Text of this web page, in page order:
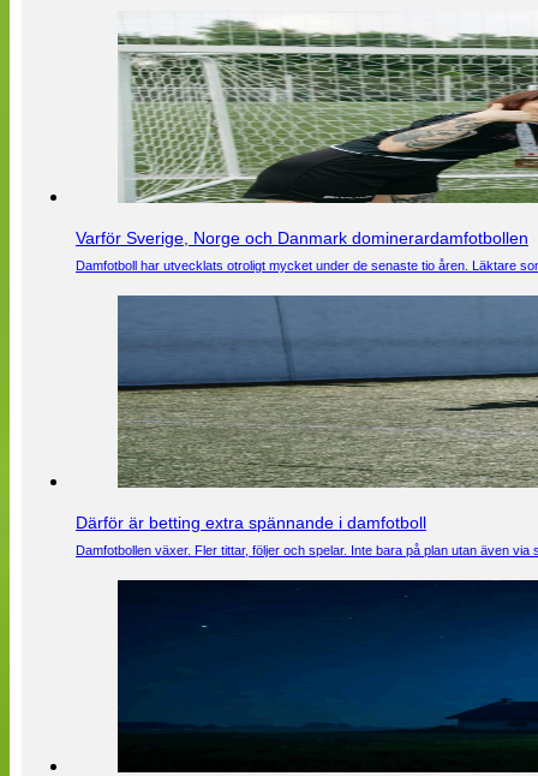
Varför Sverige, Norge och Danmark dominerardamfotbollen
Damfotboll har utvecklats otroligt mycket under de senaste tio åren. Läktare
Därför är betting extra spännande i damfotboll
Damfotbollen växer. Fler tittar, följer och spelar. Inte bara på plan utan även